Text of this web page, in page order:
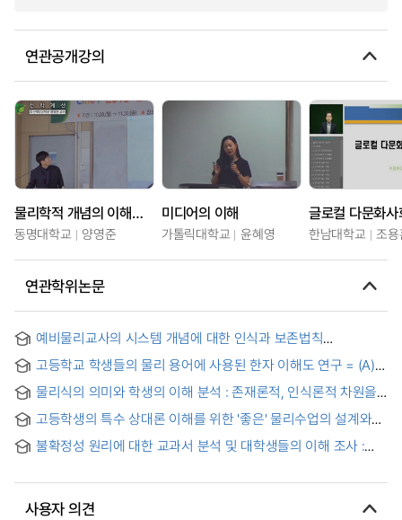
연관공개강의
물리학적 개념의 이해와 실제 공학문제 해결
동명대학교 양영준
미디어의 이해
가톨릭대학교 윤혜영 한남대학교 조
연관학위논문
예비물리교사의 시스템 개념에 대한 인식과 보존법칙
고등학교 학생들의 물리 용어에 사용된 한자 이해도 연구 = (A)
chiness characters used in physics terms
물리식의 의미와 학생의 이해 분석 : 존재론적, 인식론적 차원을
고등학생의 특수 상대론 이해를 위한 '좋은' 물리수업의 설계와
of 'Good' Physics Teaching for High School Students'
Science
불확정성 원리에 대한 교과서 분석 및 대학생들의 이해 조사 :
사용자 의견